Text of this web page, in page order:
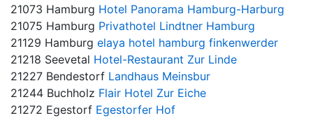
21073 Hamburg Hotel Panorama Hamburg-Harburg
21075 Hamburg Privathotel Lindtner Hamburg
21129 Hamburg elaya hotel hamburg finkenwerder
21218 Seevetal Hotel-Restaurant Zur Linde
21227 Bendestorf Landhaus Meinsbur
21244 Buchholz Flair Hotel Zur Eiche
21272 Egestorf Egestorfer Hof